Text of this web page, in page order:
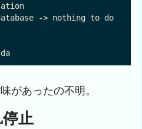
-> nothing to do
があったの不明。
止